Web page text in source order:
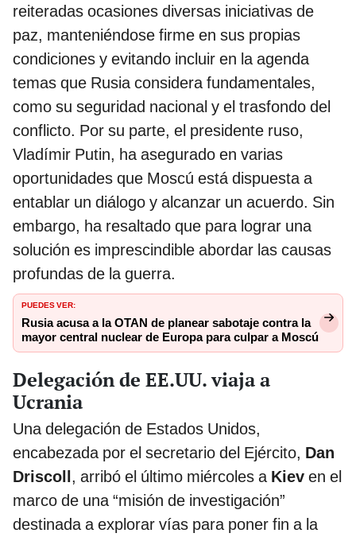
reiteradas ocasiones diversas iniciativas de
paz, manteniéndose firme en sus propias
condiciones y evitando incluir en la agenda
temas que Rusia considera fundamentales,
como su seguridad nacional y el trasfondo del
conflicto. Por su parte, el presidente ruso,
Vladímir Putin, ha asegurado en varias
oportunidades que Moscú está dispuesta a
entablar un diálogo y alcanzar un acuerdo. Sin
embargo, ha resaltado que para lograr una
solución es imprescindible abordar las causas
profundas de la guerra.
PUEDES VER:
Rusia acusa a la OTAN de planear sabotaje contra la
mayor central nuclear de Europa para culpar a Moscú
Delegación de EE.UU. viaja a
Ucrania
Una delegación de Estados Unidos,
encabezada por el secretario del Ejército, Dan
Driscoll, arribó el último miércoles a Kiev en el
marco de una “misión de investigación”
destinada a explorar vías para poner fin a la